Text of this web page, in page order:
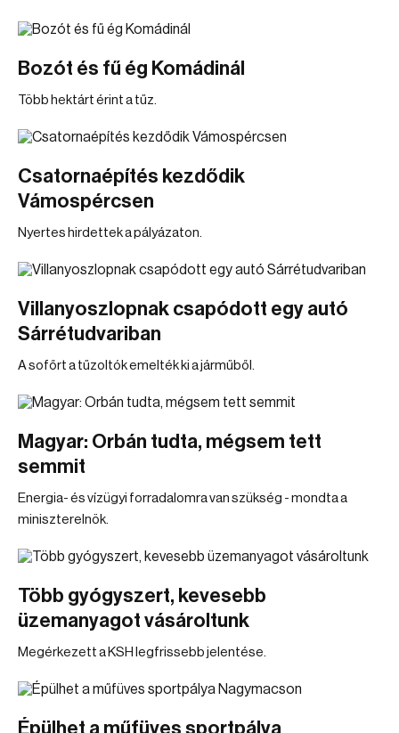
Bozót és fű ég Komádinál
Több hektárt érint a tűz.
Csatornaépítés kezdődik
Vámospércsen
Nyertes hirdettek a pályázaton.
Villanyoszlopnak csapódott egy autó
Sárrétudvariban
A sofőrt a tűzoltók emelték ki a járműből.
Magyar: Orbán tudta, mégsem tett
semmit
Energia- és vízügyi forradalomra van szükség - mondta a
miniszterelnök.
Több gyógyszert, kevesebb
üzemanyagot vásároltunk
Megérkezett a KSH legfrissebb jelentése.
Épülhet a műfüves sportpálya